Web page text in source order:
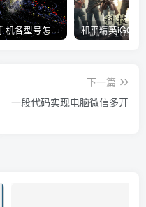
从苹果手机各型号怎么越狱到怎么开科技完整教程
下一篇
一段代码实现电脑微信多开